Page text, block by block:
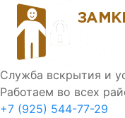
Служба вскрытия и
Работаем во всех
+7 (925) 544-77-29